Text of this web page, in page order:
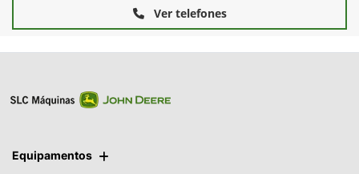
Ver telefones
Equipamentos